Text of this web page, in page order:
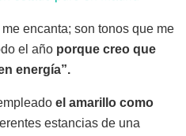
encanta; son tonos que me
el año porque creo que
energía”.
el amarillo como
estancias de una